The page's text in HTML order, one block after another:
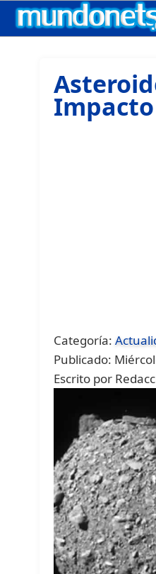
Categoría:
Publicado:
Escrito por